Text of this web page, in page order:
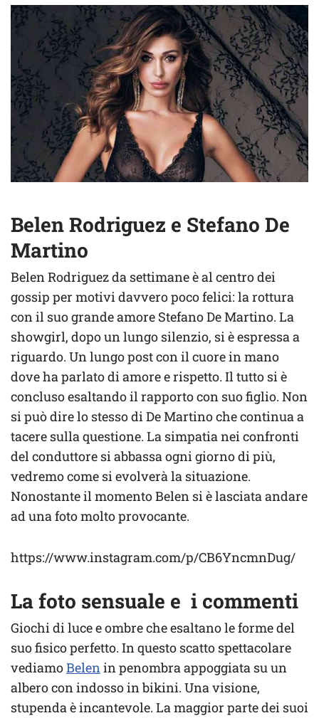
Belen Rodriguez e Stefano De
Martino
Belen Rodriguez da settimane è al centro dei
gossip per motivi davvero poco felici: la rottura
con il suo grande amore Stefano De Martino. La
showgirl, dopo un lungo silenzio, si è espressa a
riguardo. Un lungo post con il cuore in mano
dove ha parlato di amore e rispetto. Il tutto si è
concluso esaltando il rapporto con suo figlio. Non
si può dire lo stesso di De Martino che continua a
tacere sulla questione. La simpatia nei confronti
del conduttore si abbassa ogni giorno di più,
vedremo come si evolverà la situazione.
Nonostante il momento Belen si è lasciata andare
ad una foto molto provocante.
https://www.instagram.com/p/CB6YncmnDug/
La foto sensuale e i commenti
Giochi di luce e ombre che esaltano le forme del
suo fisico perfetto. In questo scatto spettacolare
vediamoBelenin penombra appoggiata su un
albero con indosso in bikini. Una visione,
stupenda è incantevole. La maggior parte dei suoi